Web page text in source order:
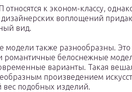
к эконом-классу,
воплощений
вид.
модели также разнообразны.
романтичные белоснежные
варианты. Такая
произведением
подобных изделий.